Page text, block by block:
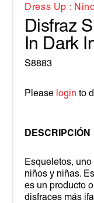
Dress Up :
Disfraz
In Dark
S8883
Please login to
DESCRIPCIÓN
Esqueletos,
niños y niñas.
es un producto
disfraces más